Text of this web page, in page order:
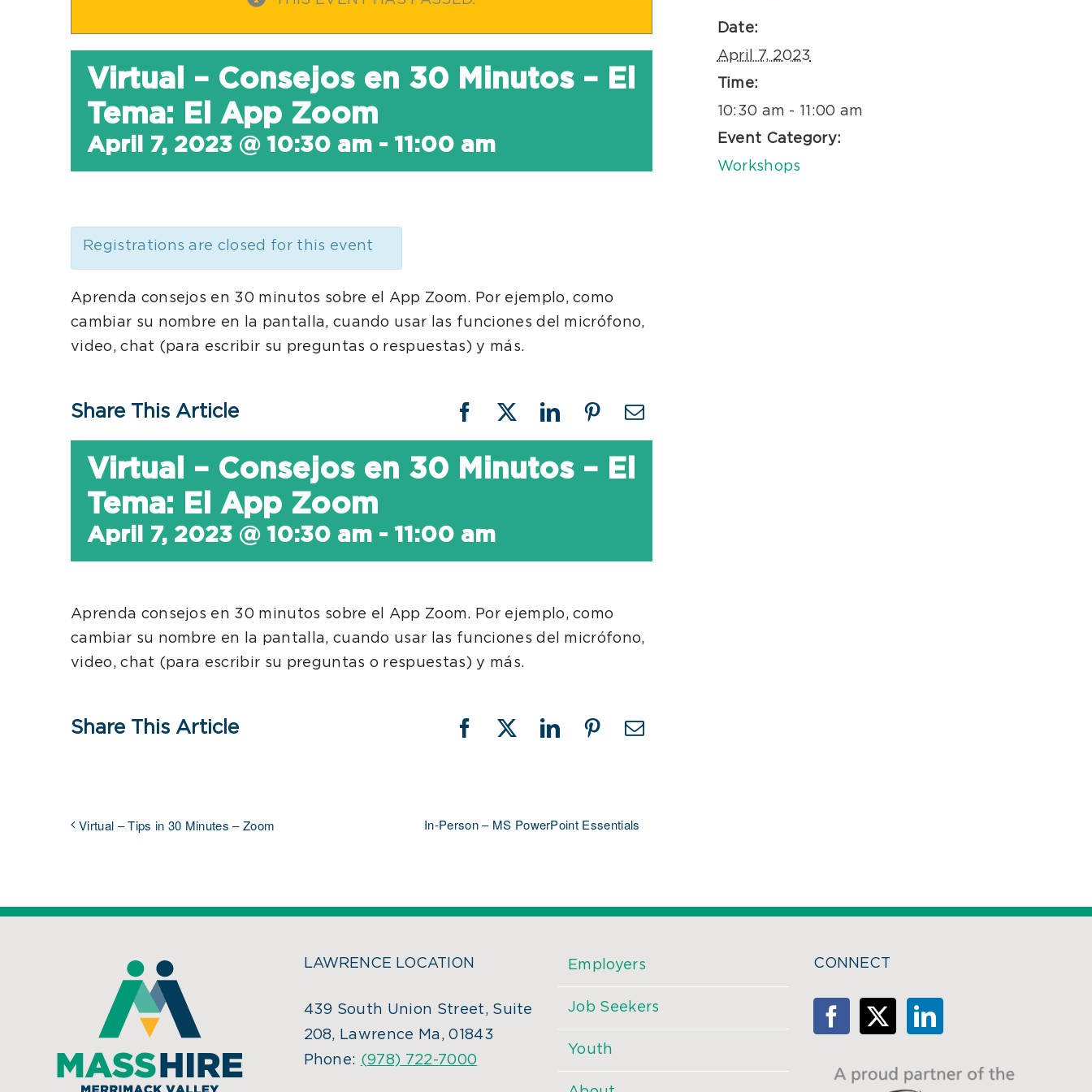
Virtual – Consejos en 30 Minutos – El
Tema: El App Zoom
April 7, 2023 @ 10:30 am - 11:00 am
Registrations are closed for this event
Aprenda consejos en 30 minutos sobre el App Zoom. Por ejemplo, como
cambiar su nombre en la pantalla, cuando usar las funciones del micrófono,
video, chat (para escribir su preguntas o respuestas) y más.
Share This Article Facebook
X LinkedInPinterestEmail
Virtual – Consejos en 30 Minutos – El
Tema: El App Zoom
April 7, 2023 @ 10:30 am - 11:00 am
Aprenda consejos en 30 minutos sobre el App Zoom. Por ejemplo, como
cambiar su nombre en la pantalla, cuando usar las funciones del micrófono,
video, chat (para escribir su preguntas o respuestas) y más.
Share This Article Facebook
X LinkedInPinterestEmail
Virtual – Tips in 30 Minutes – Zoom In-Person – MS PowerPoint Essentials
Date:
April 7, 2023
Time:
10:30 am - 11:00 am
Event Category:
Workshops
LAWRENCE LOCATION
439 South Union Street, Suite
208, Lawrence Ma, 01843
Phone: (978) 722-7000
Employers
Job Seekers
Youth
CONNECT